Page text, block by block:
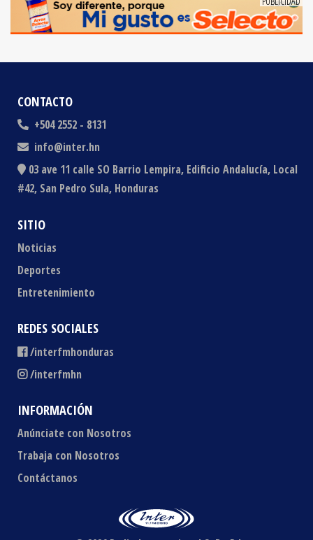
CONTACTO
+504 2552 - 8131
info@inter.hn
03 ave 11 calle SO Barrio Lempira, Edificio Andalucía, Local
#42, San Pedro Sula, Honduras
SITIO
Noticias
Deportes
Entretenimiento
REDES SOCIALES
/interfmhonduras
/interfmhn
INFORMACIÓN
Anúnciate con Nosotros
Trabaja con Nosotros
Contáctanos